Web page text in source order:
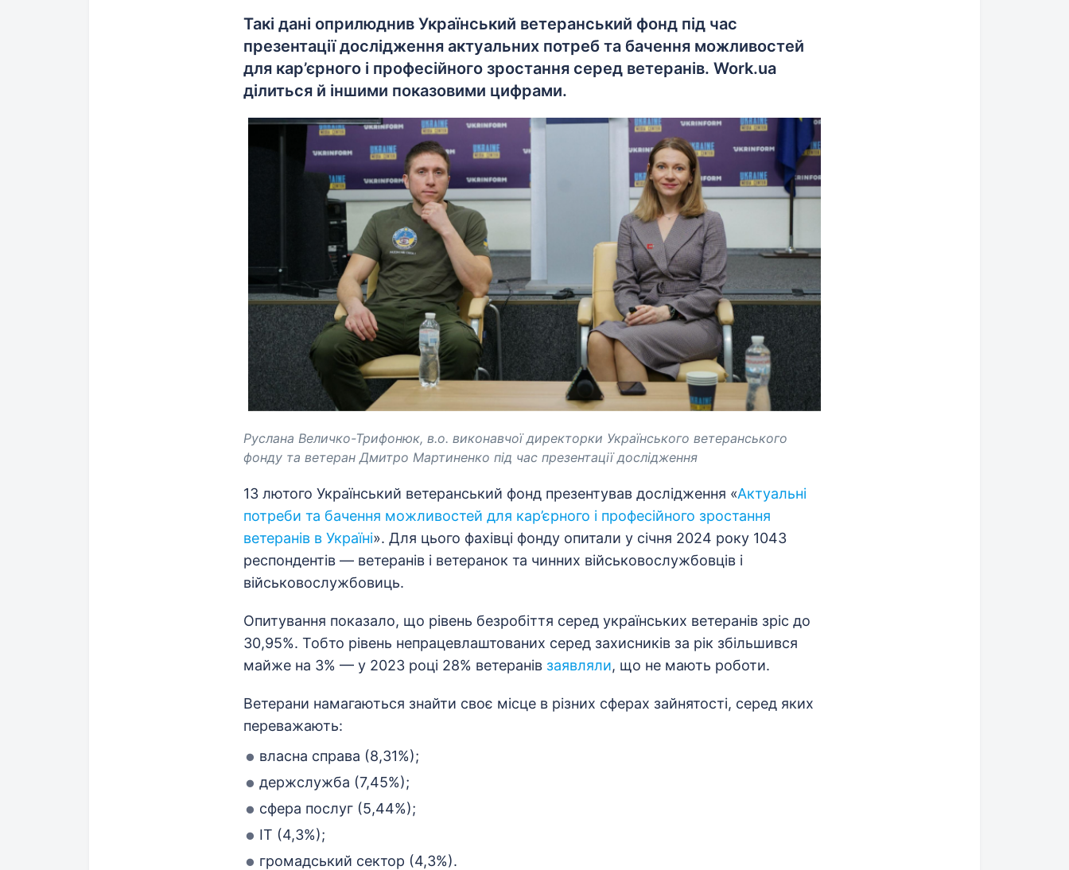
Такі дані оприлюднив Український ветеранський фонд під час
презентації дослідження актуальних потреб та бачення можливостей
для кар’єрного і професійного зростання серед ветеранів. Work.ua
ділиться й іншими показовими цифрами.
Руслана Величко-Трифонюк, в.о. виконавчої директорки Українського ветеранського
фонду та ветеран Дмитро Мартиненко під час презентації дослідження
13 лютого Український ветеранський фонд презентував дослідження «Актуальні
потреби та бачення можливостей для кар’єрного і професійного зростання
ветеранів в Україні». Для цього фахівці фонду опитали у січня 2024 року 1043
респондентів — ветеранів і ветеранок та чинних військовослужбовців і
військовослужбовиць.
Опитування показало, що рівень безробіття серед українських ветеранів зріс до
30,95%. Тобто рівень непрацевлаштованих серед захисників за рік збільшився
майже на 3% — у 2023 році 28% ветеранів заявляли, що не мають роботи.
Ветерани намагаються знайти своє місце в різних сферах зайнятості, серед яких
переважають:
власна справа (8,31%);
держслужба (7,45%);
сфера послуг (5,44%);
ІТ (4,3%);
громадський сектор (4,3%).